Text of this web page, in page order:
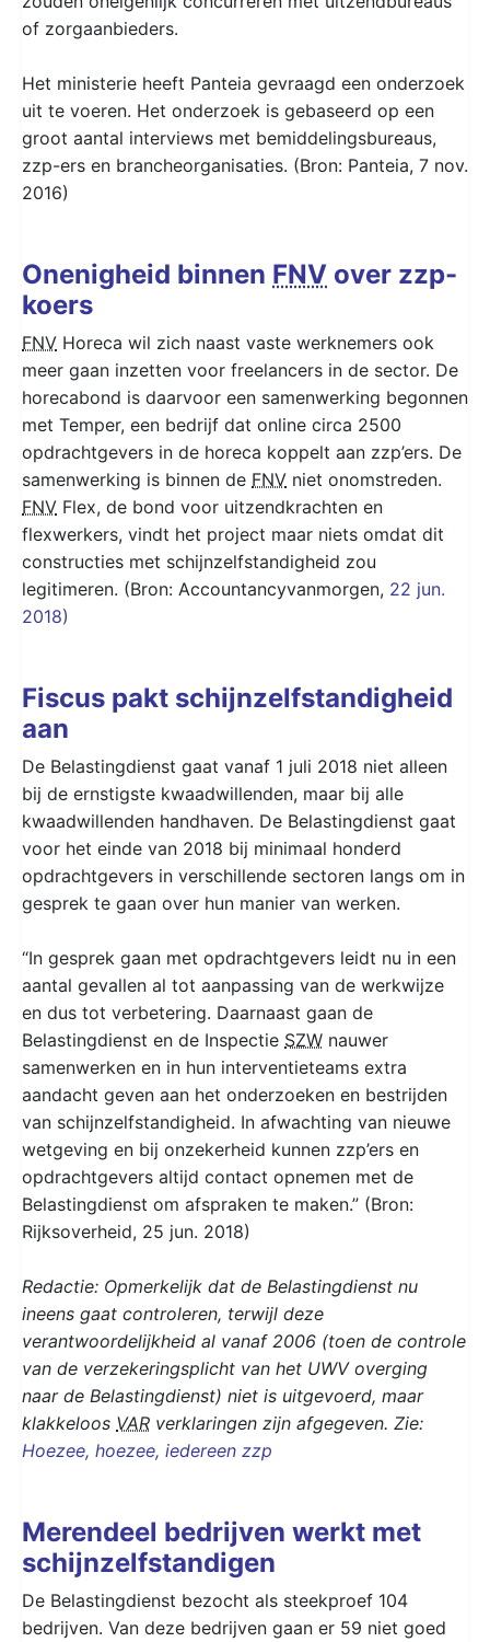
of zorgaanbieders.
Het ministerie heeft Panteia gevraagd een onderzoek
uit te voeren. Het onderzoek is gebaseerd op een
groot aantal interviews met bemiddelingsbureaus,
zzp-ers en brancheorganisaties. (Bron: Panteia, 7 nov.
2016)
Onenigheid binnen FNV over zzp-
koers
FNV Horeca wil zich naast vaste werknemers ook
meer gaan inzetten voor freelancers in de sector. De
horecabond is daarvoor een samenwerking begonnen
met Temper, een bedrijf dat online circa 2500
opdrachtgevers in de horeca koppelt aan zzp’ers. De
samenwerking is binnen de FNV niet onomstreden.
FNV Flex, de bond voor uitzendkrachten en
flexwerkers, vindt het project maar niets omdat dit
constructies met schijnzelfstandigheid zou
legitimeren. (Bron: Accountancyvanmorgen, 22 jun.
2018)
Fiscus pakt schijnzelfstandigheid
aan
De Belastingdienst gaat vanaf 1 juli 2018 niet alleen
bij de ernstigste kwaadwillenden, maar bij alle
kwaadwillenden handhaven. De Belastingdienst gaat
voor het einde van 2018 bij minimaal honderd
opdrachtgevers in verschillende sectoren langs om in
gesprek te gaan over hun manier van werken.
“In gesprek gaan met opdrachtgevers leidt nu in een
aantal gevallen al tot aanpassing van de werkwijze
en dus tot verbetering. Daarnaast gaan de
Belastingdienst en de Inspectie SZW nauwer
samenwerken en in hun interventieteams extra
aandacht geven aan het onderzoeken en bestrijden
van schijnzelfstandigheid. In afwachting van nieuwe
wetgeving en bij onzekerheid kunnen zzp’ers en
opdrachtgevers altijd contact opnemen met de
Belastingdienst om afspraken te maken.” (Bron:
Rijksoverheid, 25 jun. 2018)
Redactie: Opmerkelijk dat de Belastingdienst nu
ineens gaat controleren, terwijl deze
verantwoordelijkheid al vanaf 2006 (toen de controle
van de verzekeringsplicht van het UWV overging
naar de Belastingdienst) niet is uitgevoerd, maar
klakkeloos VAR verklaringen zijn afgegeven. Zie:
Hoezee, hoezee, iedereen zzp
Merendeel bedrijven werkt met
schijnzelfstandigen
De Belastingdienst bezocht als steekproef 104
bedrijven. Van deze bedrijven gaan er 59 niet goed